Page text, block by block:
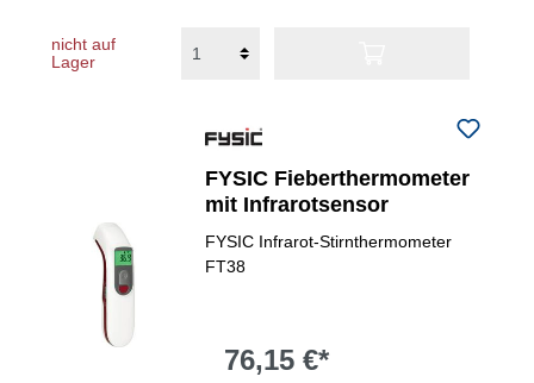
nicht auf
Lager
FYSIC Fieberthermometer
mit Infrarotsensor
FYSIC Infrarot-Stirnthermometer
FT38
76,15 €*